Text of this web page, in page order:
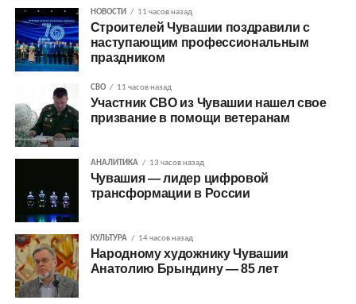
НОВОСТИ 11 часов назад
Строителей Чувашии поздравили с
наступающим профессиональным
праздником
СВО 11 часов назад
Участник СВО из Чувашии нашел свое
призвание в помощи ветеранам
АНАЛИТИКА 13 часов назад
Чувашия — лидер цифровой
трансформации в России
КУЛЬТУРА 14 часов назад
Народному художнику Чувашии
Анатолию Брындину — 85 лет